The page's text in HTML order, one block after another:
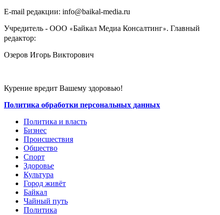
E-mail редакции: info@baikal-media.ru
Учредитель - ООО «Байкал Медиа Консалтинг». Главный
редактор:
Озеров Игорь Викторович
Курение вредит Вашему здоровью!
Политика обработки персональных данных
Политика и власть
Бизнес
Происшествия
Общество
Cпорт
Здоровье
Культура
Город живёт
Байкал
Чайный путь
Политика